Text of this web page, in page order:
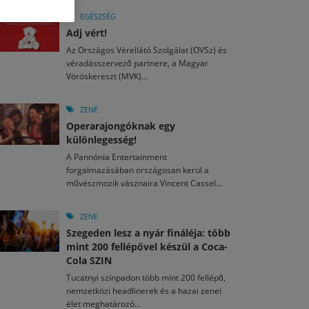
2026. JÚL. 15.
nézők 10 kedvenc filmje 2026 első félévében
2026. JÚL. 29.
a jubileumi Művészetek Völgye – még öt
kulturális ünnep
Fesztivál 2026
egy mese: 30 napos mesekihívást indít a Libri
2026. MÁJ. 11.
László kapta az Artisjus Irodalmi Nagydíjat
EGÉSZSÉG
Adj vért!
Az Országos Vérellátó Szolgálat (OVSz) és
véradásszervező partnere, a Magyar
Vöröskereszt (MVK)...
ZENE
Operarajongóknak egy
különlegesség!
A Pannónia Entertainment
forgalmazásában országosan kerül a
művészmozik vásznaira Vincent Cassel...
ZENE
Szegeden lesz a nyár fináléja: több
mint 200 fellépővel készül a Coca-
Cola SZIN
Tucatnyi színpadon több mint 200 fellépő,
nemzetközi headlinerek és a hazai zenei
élet meghatározó...